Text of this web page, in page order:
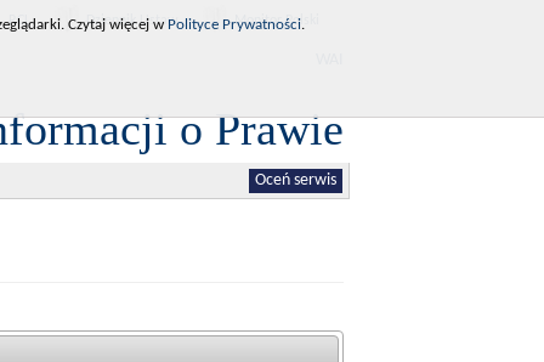
RCL Dziennik Ustaw Monitor Polski
o Prawie
Oceń serwis
Czytaj więcej w Polityce Prywatności.